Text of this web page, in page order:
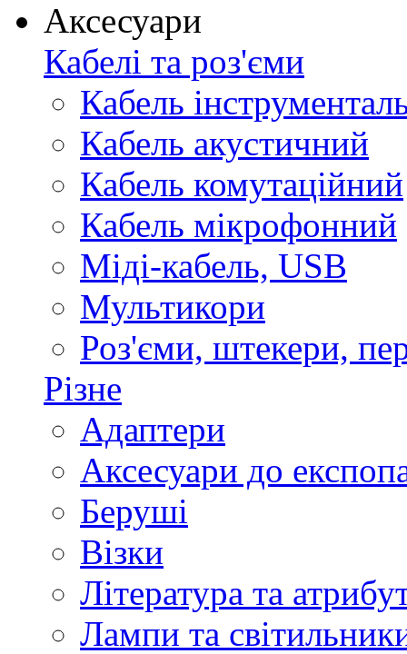
Аксесуари
Кабелі та роз'єми
Кабель
Кабель акустичний
Кабель комутаційний
Кабель мікрофонний
Міді-кабель, USB
Мультикори
Роз'єми, штекери,
Різне
Адаптери
Аксесуари до
Беруші
Візки
Література та
Лампи та